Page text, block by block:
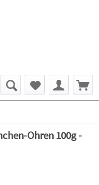
Ohren 100g -